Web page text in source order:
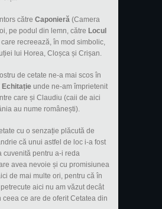
către Caponieră (Camera
pe podul din lemn, către Locul
care recreează, în mod simbolic,
lui Horea, Cloșca și Crișan.
de cetate ne-a mai scos în
Echitație unde ne-am împrietenit
care și Claudiu (caii de aici
au nume românești).
cu o senzație plăcută de
că unui astfel de loc i-a fost
cuvenită pentru a-i reda
avea nevoie și cu promisiunea
de mai multe ori, pentru că în
aici nu am văzut decât
ceea ce are de oferit Cetatea din